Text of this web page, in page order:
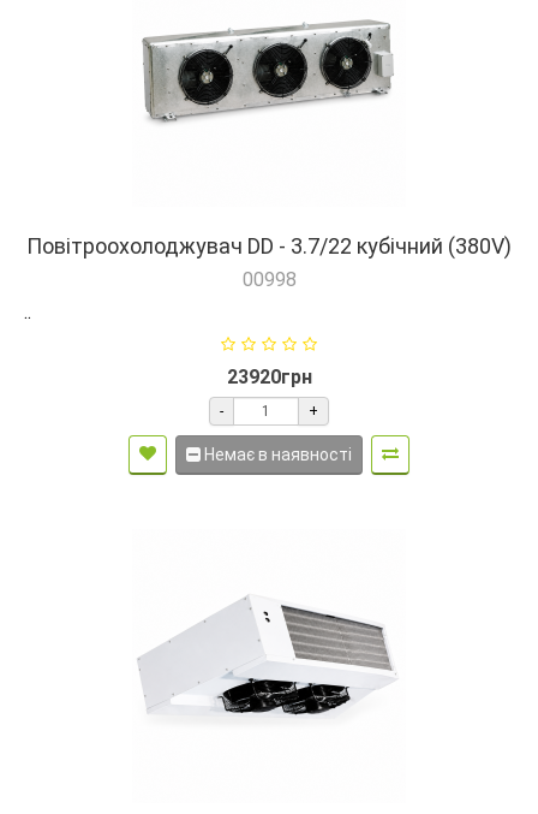
Повітроохолоджувач DD - 3.7/22 кубічний (380V)
00998
..
23920грн
- +
Немає в наявності